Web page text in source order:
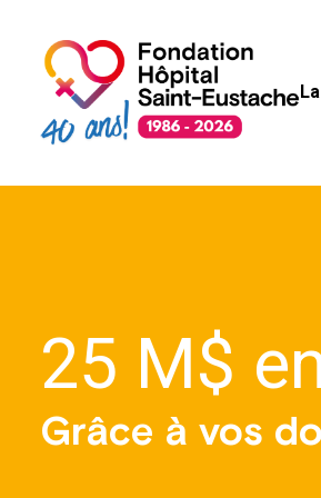
25 M$
Grâce à vos